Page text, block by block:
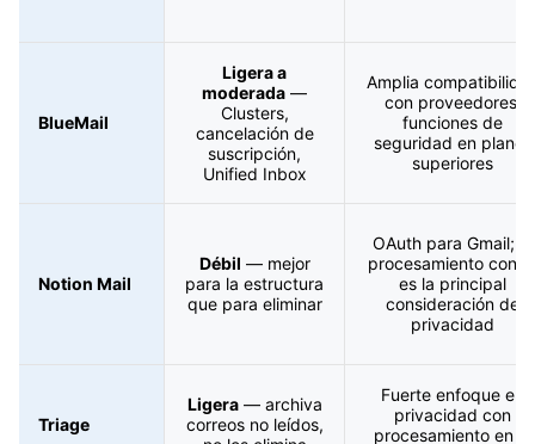
BlueMail
Ligera a
moderada —
Clusters,
cancelación de
suscripción,
Unified Inbox
Amplia
con proveedores;
funciones de
seguridad en planes
superiores
Notion Mail
Débil — mejor
para la estructura
que para eliminar
OAuth para Gmail; el
procesamiento con
es la principal
consideración de
privacidad
Triage
Ligera— archiva
correos no leídos,
Fuerte enfoque en
privacidad con
procesamiento en el